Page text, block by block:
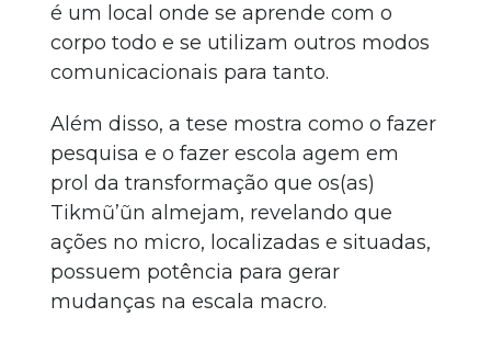
é um local onde se aprende com o
corpo todo e se utilizam outros modos
comunicacionais para tanto.
Além disso, a tese mostra como o fazer
pesquisa e o fazer escola agem em
prol da transformação que os(as)
Tikmũ’ũn almejam, revelando que
ações no micro, localizadas e situadas,
possuem potência para gerar
mudanças na escala macro.